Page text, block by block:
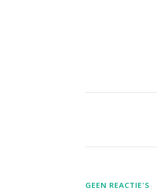
GEEN REACTIE'S